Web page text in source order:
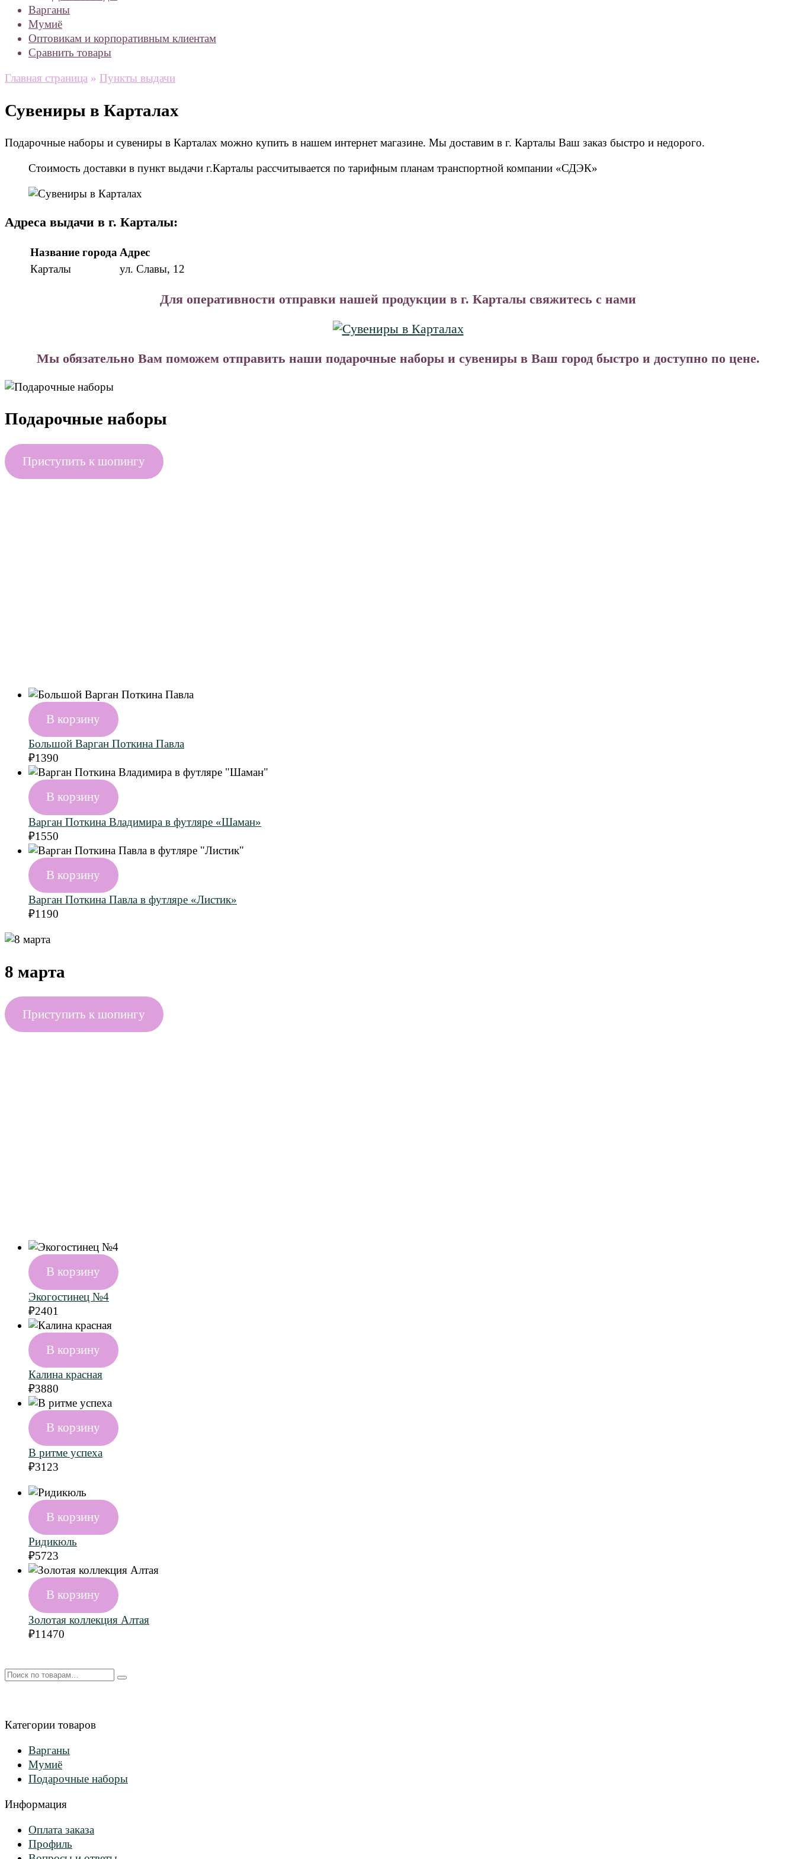
Варганы
Мумиё
Оптовикам и корпоративным клиентам
Сравнить товары
Главная страница » Пункты выдачи
Сувениры в Карталах
Подарочные наборы и сувениры в Карталах можно купить в нашем интернет магазине. Мы доставим в г. Карталы Ваш заказ быстро и недорого.
Стоимость доставки в пункт выдачи г.Карталы рассчитывается по тарифным планам транспортной компании «СДЭК»
Адреса выдачи в г. Карталы:
Название города Адрес
Карталы
ул. Славы, 12
Для оперативности отправки нашей продукции в г. Карталы свяжитесь с нами
Мы обязательно Вам поможем отправить наши подарочные наборы и сувениры в Ваш город быстро и доступно по цене.
Подарочные наборы
Приступить к шопингу
В корзину
Большой Варган Поткина Павла
₽1390
В корзину
Варган Поткина Владимира в футляре «Шаман»
₽1550
В корзину
Варган Поткина Павла в футляре «Листик»
₽1190
8 марта
Приступить к шопингу
В корзину
Экогостинец №4
₽2401
В корзину
Калина красная
₽3880
В корзину
В ритме успеха
₽3123
В корзину
Ридикюль
₽5723
В корзину
Золотая коллекция Алтая
₽11470
Искать:
Категории товаров
Варганы
Мумиё
Подарочные наборы
Информация
Оплата заказа
Профиль